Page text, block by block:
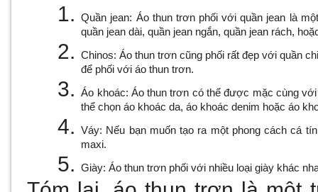
Quần jean: Áo thun trơn phối với quần jean là
quần jean dài, quần jean ngắn, quần jean rách,
Chinos: Áo thun trơn cũng phối rất đẹp với quần
để phối với áo thun trơn.
Áo khoác: Áo thun trơn có thể được mặc cùng
thể chọn áo khoác da, áo khoác denim hoặc áo
Váy: Nếu bạn muốn tạo ra một phong cách cá
maxi.
Giày: Áo thun trơn phối với nhiều loại giày khác